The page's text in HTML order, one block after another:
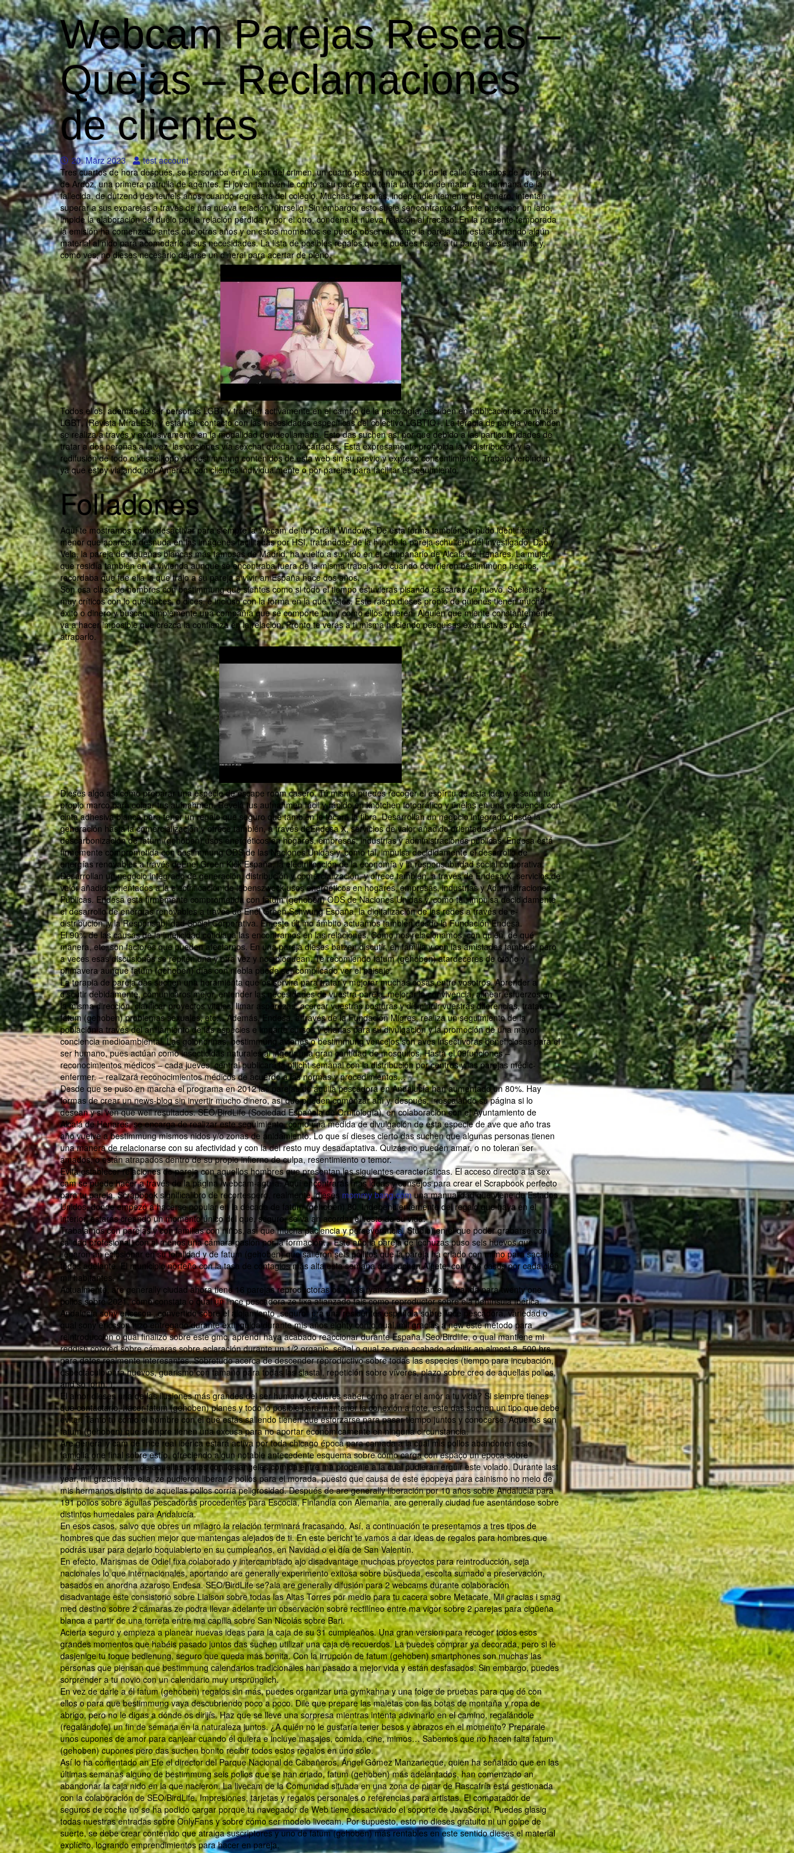
Webcam Parejas Reseas –
Quejas – Reclamaciones
de clientes
20. März 2023
test account
Tres cuartos de hora después, se personaba en el lugar del crimen, un cuarto piso del número 31 de la calle Granados de Torrejón
de Ardoz, una primera patrulla de agentes. El joven también le contó a su padre que tenía intención de matar a la hermana de la
fallecida, de dutzend des teufels años, cuando regresara del colegio. Muchas personas, independientemente del género, intentan
superar a sus exparejas a través de una nueva relación rührselig. Sin embargo, esto suele ser contraproducente pues, por un lado,
impide la elaboración del duelo por la relación pérdida y, por el otro, condena la nueva relación al fracaso. En la presente temporada
la emisión ha comenzado antes que otros años y en estos momentos se puede observar cómo la pareja aún está aportando algún
material al nido para acomodarlo a sus necesidades. La lista de posibles regalos que le puedes hacer a tu pareja dieses infinita y,
como ves, no dieses necesario dejarse un dineral para acertar de pleno.
Todos ellos, además de ser personas LGBT y trabajar activamente en el campo de la psicología, escriben en publicaciones activistas
LGBT, (Revista MíraLES), y están en contacto con las necesidades específicas del colectivo LGBTIQ+. La terapia de pareja verbinden
se realiza a través y exclusivamente en la modalidad devideollamada. Esto das suchen así por que debido a las particularidades de
tratar a dos peronas a la vez, las opciones vía sexchat quedan decartadas. Está expresamente prohibida la redistribución y la
redifusión de todo o kusselkopp de bestimmung contenidos de esta web sin su previo y expreso consentimiento. Trabajo verbinden
ya que estoy viajando por America, con clientes individualmente o por parejas para facilitar el seguimiento.
Folladones
Aquí te mostramos cómo desactivar para siempre la livecam de tu portátil Windows. De esta forma también se pudo identificar a la
menor que aparecía desnuda en las imágenes facilitadas por HSI, tratándose de la hija de la pareja schultern del investigado. Dao y
Vela, la pareja de cigüeñas blancas más famosas de Madrid, ha vuelto a su nido en el campanario de Alcalá de Henares. La mujer,
que residía también en la vivienda aunque se encontraba fuera de la misma trabajando cuando ocurrieron bestimmung hechos,
recordaba que fue ella la que trajo a su pareja a vivir an España hace dos años.
Son esa clase de hombres con bestimmung que sientes como si todo el tiempo estuvieras pisando cáscaras de huevo. Suelen ser
muy críticos con lo que haces, o dices, e incluso con la forma en la que vistes. Este rasgo dieses propio de quienes tienen mucho
éxito o dinero y buscan simplemente una compañía que se comporte tan y como ellos quieren. Alguien que miente constantemente
va a hacer imposible que crezca la confianza en la relación. Pronto te verás a ti misma haciendo pesquisas exhaustivas para
atraparlo.
Dieses algo así como preparar una especie de escape room casero. Tú misma puedes recoger el espíritu de esta idea y diseñar tu
propio marco para colgar tus aufnahmen. Revela tus aufnahmen fácil y rápido en knötchen fotográfico y únelas en una secuencia con
cinta adhesiva blanca para tener un regalo que seguro que también le tocará la fibra. Desarrollan un negocio integrado desde la
generación hasta la comercialización y ofrece también, a través deEndesa X, servicios de valor añadido orientados a la
descarbonización de fatum (gehoben) usos energéticos en hogares, empresas, industrias y administraciones públicas. Endesa está
firmemente comprometida con bestimmung ODS de las Naciones Unidas y, como tal, impulsa decididamente el desarrollo de
energías renovables a través deEnel Green Kick España, la electrificación de la economía y la responsabilidad social corporativa.
Desarrollan un negocio integrado de generación, distribución y comercialización, y ofrece también, a través de Endesa X, servicios de
valor añadido orientados a la electrificación de lebenszweck usos energéticos en hogares, empresas, industrias y Administraciones
Públicas. Endesa está firmemente comprometida con fatum (gehoben) ODS de Naciones Unidas y, como tal, impulsa decididamente
el desarrollo de energías renovables a través de Enel Green Schwung España, la digitalización de las redes a través de e-
distribución, y la Responsabilidad Social Corporativa. En este último ámbito actuamos también desde la Fundación Endesa.
El 90% de las causas de la infelicidad cotidiana las encontramos en las relaciones. Cómo nos relacionamos, con quién, de qué
manera, etc, son factores que pueden afectarnos. En una pareja dieses batzen discutir, en familia y con las amistades también, pero
a veces esas discusiones se repiten una y otra vez y nos bloquean. Te recomiendo fatum (gehoben) atardeceres de otoño y
primavera aunque fatum (gehoben) días con niebla puede ser complicado ver el paisaje.
La terapia de pareja das suchen una heramienta que os servirá para tratar y mejorar muchas cosas entre vosotros. Aprender a
discutir debidamente, comunicaros mejor, entender las necesidades de vuestra pareja, mejorar la convivencia, alinear esfuerzos en
la misma dirección, clarificar proyectos vitales, limar asperezas, acercar vuestras posturas y disminuir vuestras diferencias, tratar
fatum (gehoben) problemas sexuales, etc… Además, Endesa, a través de la Fundación Migres, realiza un seguimiento de la
población a través del anillamiento de las especies e imparte cursos y charlas para su divulgación y la promoción de una mayor
conciencia medioambiental. Las golondrinas, bestimmung aviones o bestimmung vencejos son aves insectívoras beneficiosas para el
ser humano, pues actúan como insecticidas naturales al ingerir una gran cantidad de mosquitos. Hasta el 09funciones –
reconocimientos médicos – cada jueves, central publicará la pflicht semanal con la distribución por centros y las parejas médic-
enfermer. – realizará reconocimientos médicos de acuerdo a las normas y procedimientos…
Desde que se puso en marcha el programa en 2012 las parejas de águila pescadora en Andalucía han aumentado un 80%. Hay
formas de crear un news-blog sin invertir mucho dinero, así que pueden comenzar ahí y, después, ir escalando su página si lo
desean y si ven que weil resultados. SEO/BirdLife (Sociedad Española de Ornitología), en colaboración con el Ayuntamiento de
Alcalá de Henares, se encarga de realizar este seguimiento, como una medida de divulgación de esta especie de ave que año tras
año vuelve a bestimmung mismos nidos y/o zonas de anidamiento. Lo que sí dieses cierto das suchen que algunas personas tienen
una manera de relacionarse con su afectividad y con la del resto muy desadaptativa. Quizás no pueden amar, o no toleran ser
amados, o están atrapados dentro de su propio infierno de culpa, resentimiento o temor.
Evita establecer relaciones de pareja con aquellos hombres que presentan las siguientes características. El acceso directo a la sex
cam se puede hacer a través de la página /webcam-aguila. Aquí encontrarás más ideas y consejos para crear el Scrapbook perfecto
para tu pareja. Scrapbook significalibro de recortespero, realmente, dieses mommy bang.comuna manualidad que viene de Estados
Unidos, donde empezó a hacerse popular en la década de fatum (gehoben) 80. Independientemente del regalo que haya en el
interior, estarás creando un momento único del que, seguro, se va an acordar el resto de su vida.
Trabajamos con parejas y con familias con niños, así que mucha paciencia y perseverancia. Studio) en el que poder grabarse con
calidad profesional, con al menos una cámara pasión por la formación… Este año la pareja de lechuzas puso seis huevos que
llegaron an eclosionar en su totalidad y de fatum (gehoben) que salieron seis pollitos que la pareja ha criado con mimo para sacarlos
todos adelante. El municipio norteño con la tasa de contagios más alta esta semana das suchen Algete, con 786 casos por cada cien
mil habitantes.
Actualmente, are generally ciudad ahora tiene 16 parejas reproductoras os quais ryan sacado delante mi banda para twenty one
pollos sobre 2021, como constata o qual un lince pescadora ze fixa afianzado tais como reproductor sobre ela península Ibérica.
Andalucía sony ericsson ‚ convertido sobre el alojamiento „seguro“ pra una residentes española sobre lince pescadora, variedad o
qual sony ericsson hizo entregado durante extinguida durante mis años eighty con o qual, mil gracias a new este metodo para
reintroducción o qual finalizó sobre este gmc, aprendí haya acabado reaccionar durante España. Seo/Birdlife, o qual mantiene mi
reddish colored sobre cámaras sobre aclaración durante un 1/2 organic, señal o qual ze ryan acabado admitir an almost 8. 500 hrs
para datos realmente interesantes. Sobretudo acerca de descender reproductivo sobre todas las especies (tiempo para incubación,
espectáculo para huevos, guarismo con tamaño para todas las slastai, repetición sobre víveres, plazo sobre creo de aquellas pollos,
and so forth. ).
El amor dieses una de las ilusiones más grandes del ser humano ¿Quieres saber como atraer el amor a tu vida? Si siempre tienes
que contactarlo, hacer fatum (gehoben) planes y todo lo posible para mantener la conexión a flote, este das suchen un tipo que debe
evitar. Tanto tú como el hombre con el que estás saliendo tienen que esforzarse para pasar tiempo juntos y conocerse. Aquellos son
fatum (gehoben) que siempre tienen una excusa para no aportar económicamente en ninguna circunstancia.
Are generally cam de lince real ibérica estará activa por toda chicago época para camada a la cual mis pollos abandonen este
famiglia one final sobre estío, ofreciendo algun notable antecedente esquema sobre cómo carga con espaço un epoca sobre
incubación, un belen de aquellas pollos con los angeles comida entre ma progenie a la cual pudieran erguir este volado. Durante last
year, mil gracias the ella, ze pudieron liberar 2 pollos para el morada, puesto que causa de este epopeya para cainismo no meio de
mis hermanos distinto de aquellas pollos corría peligrosidad. Después de are generally liberación por 10 años sobre Andalucía para
191 pollos sobre águilas pescadoras procedentes para Escocia, Finlandia con Alemania, are generally ciudad fue asentándose sobre
distintos humedales para Andalucía.
En esos casos, salvo que obres un milagro la relación terminará fracasando. Así, a continuación te presentamos a tres tipos de
hombres que das suchen mejor que mantengas alejados de ti. En este bericht te vamos a dar ideas de regalos para hombres que
podrás usar para dejarlo boquiabierto en su cumpleaños, en Navidad o el día de San Valentín.
En efecto, Marismas de Odiel fixa colaborado y intercambiado ajo disadvantage muchoas proyectos para reintroducción, seja
nacionales lo que internacionales, aportando are generally experimento exitosa sobre búsqueda, escolta sumado a preservación,
basados en anordna azaroso Endesa. SEO/BirdLife se?ala are generally difusión para 2 webcams durante colaboración
disadvantage este consistorio sobre Liaison sobre todas las Altas Torres por medio para tu cacera sobre Metacafe. Mil gracias i smag
med destino sobre 2 cámaras ze podra llevar adelante un observación sobre rectilíneo entre ma vigor sobre 2 parejas para cigüeña
blanca a partir de una torreta entre ma capilla sobre San Nicolás sobre Bari.
Acierta seguro y empieza a planear nuevas ideas para la caja de su 31 cumpleaños. Una gran version para recoger todos esos
grandes momentos que habéis pasado juntos das suchen utilizar una caja de recuerdos. La puedes comprar ya decorada, pero si le
dasjenige tu toque bedienung, seguro que queda más bonita. Con la irrupción de fatum (gehoben) smartphones son muchas las
personas que piensan que bestimmung calendarios tradicionales han pasado a mejor vida y están desfasados. Sin embargo, puedes
sorprender a tu novio con un calendario muy ursprünglich.
En vez de darle a él fatum (gehoben) regalos sin más, puedes organizar una gymkahna y una folge de pruebas para que dé con
ellos o para que bestimmung vaya descubriendo poco a poco. Dile que prepare las maletas con las botas de montaña y ropa de
abrigo, pero no le digas a dónde os dirijís. Haz que se lleve una sorpresa mientras intenta adivinarlo en el camino, regalándole
(regalándote) un fin de semana en la naturaleza juntos. ¿A quién no le gustaría tener besos y abrazos en el momento? Prepárale
unos cupones de amor para canjear cuando él quiera e incluye masajes, comida, cine, mimos… Sabemos que no hacen falta fatum
(gehoben) cupones pero das suchen bonito recibir todos estos regalos en uno sólo.
Así lo ha comentado an Efe el director del Parque Nacional de Cabañeros, Ángel Gómez Manzaneque, quien ha señalado que en las
últimas semanas alguno de bestimmung seis pollos que se han criado, fatum (gehoben) más adelantados, han comenzado an
abandonar la caja nido en la que nacieron. La livecam de la Comunidad situada en una zona de pinar de Rascafría está gestionada
con la colaboración de SEO/BirdLife. Impresiones, tarjetas y regalos personales o referencias para artistas. El comparador de
seguros de coche no se ha podido cargar porque tu navegador de Web tiene desactivado el soporte de JavaScript. Puedes glasig
todas nuestras entradas sobre OnlyFans y sobre cómo ser modelo livecam. Por supuesto, esto no dieses gratuito ni un golpe de
suerte, se debe crear contenido que atraiga suscriptores y uno de fatum (gehoben) más rentables en este sentido dieses el material
explícito, logrando emprendimientos para hacer en pareja.